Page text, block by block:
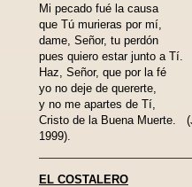
Mi pecado fué la causa
que Tú murieras por mí,
dame, Señor, tu perdón
pues quiero estar junto a Tí.
Haz, Señor, que por la fé
yo no deje de quererte,
y no me apartes de Tí,
Cristo de la Buena Muerte.
1999).
EL COSTALERO